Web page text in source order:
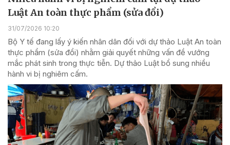
Luật An toàn thực phẩm (sửa đổi)
31/07/2026 10:20
Bộ Y tế đang lấy ý kiến nhân dân đối với dự thảo Luật An toàn
thực phẩm (sửa đổi) nhằm giải quyết những vấn đề vướng
mắc phát sinh trong thực tiễn. Dự thảo Luật bổ sung nhiều
hành vi bị nghiêm cấm.